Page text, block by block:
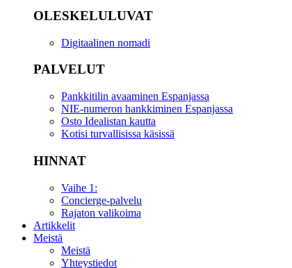
OLESKELULUVAT
Digitaalinen nomadi
PALVELUT
Pankkitilin avaaminen Espanjassa
NIE-numeron hankkiminen Espanjassa
Osto Idealistan kautta
Kotisi turvallisissa käsissä
HINNAT
Vaihe 1:
Concierge-palvelu
Rajaton valikoima
Artikkelit
Meistä
Meistä
Yhteystiedot